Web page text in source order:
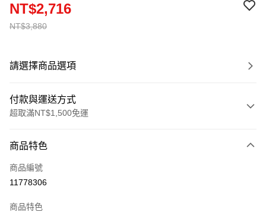
NT$3,880
NT$2,716
請選擇商品選項
付款與運送方式
超取滿NT$1,500免運
信用卡一次付款
超商取貨付款
商品特色
商品編號
11778306
商品特色